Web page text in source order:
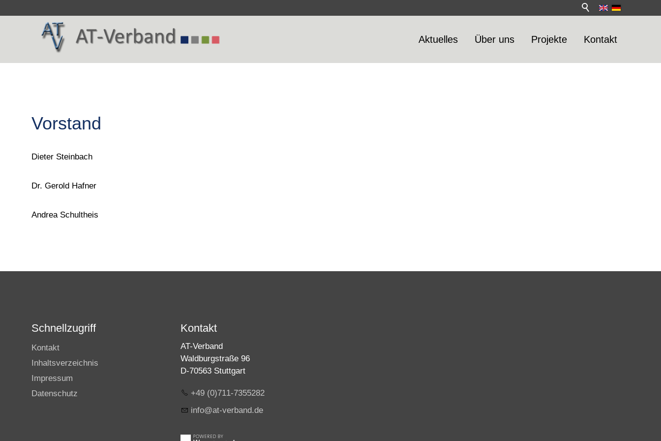
Aktuelles Über uns Projekte Kontakt
Vorstand
Dieter Steinbach
Dr. Gerold Hafner
Andrea Schultheis
Schnellzugriff
Kontakt
Inhaltsverzeichnis
Impressum
Datenschutz
Kontakt
AT-Verband
Waldburgstraße 96
D-70563 Stuttgart
+49 (0)711-7355282
info@at-verband.de